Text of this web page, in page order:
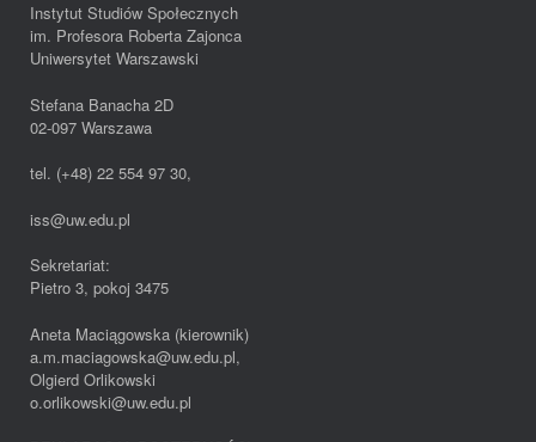
Instytut Studiów Społecznych
im. Profesora Roberta Zajonca
Uniwersytet Warszawski
Stefana Banacha 2D
02-097 Warszawa
tel. (+48) 22 554 97 30,
iss@uw.edu.pl
Sekretariat:
Pietro 3, pokoj 3475
Aneta Maciągowska (kierownik)
a.m.maciagowska@uw.edu.pl,
Olgierd Orlikowski
o.orlikowski@uw.edu.pl